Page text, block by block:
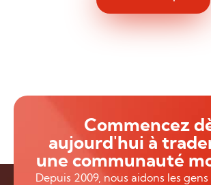
Commencez
aujourd'hui à
une communauté
Depuis 2009, nous aidons les